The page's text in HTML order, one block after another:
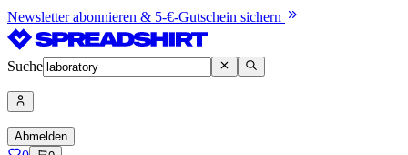
Newsletter abonnieren & 5-€-Gutschein sichern
Suche
Abmelden